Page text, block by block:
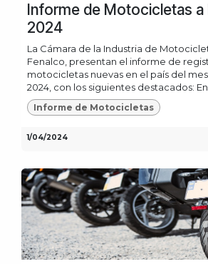
Informe de Motocicletas
2024
La Cámara de la Industria de
Fenalco, presentan el informe de
motocicletas nuevas en el país del
2024, con los siguientes destacados:
Informe de Motocicletas
1/04/2024